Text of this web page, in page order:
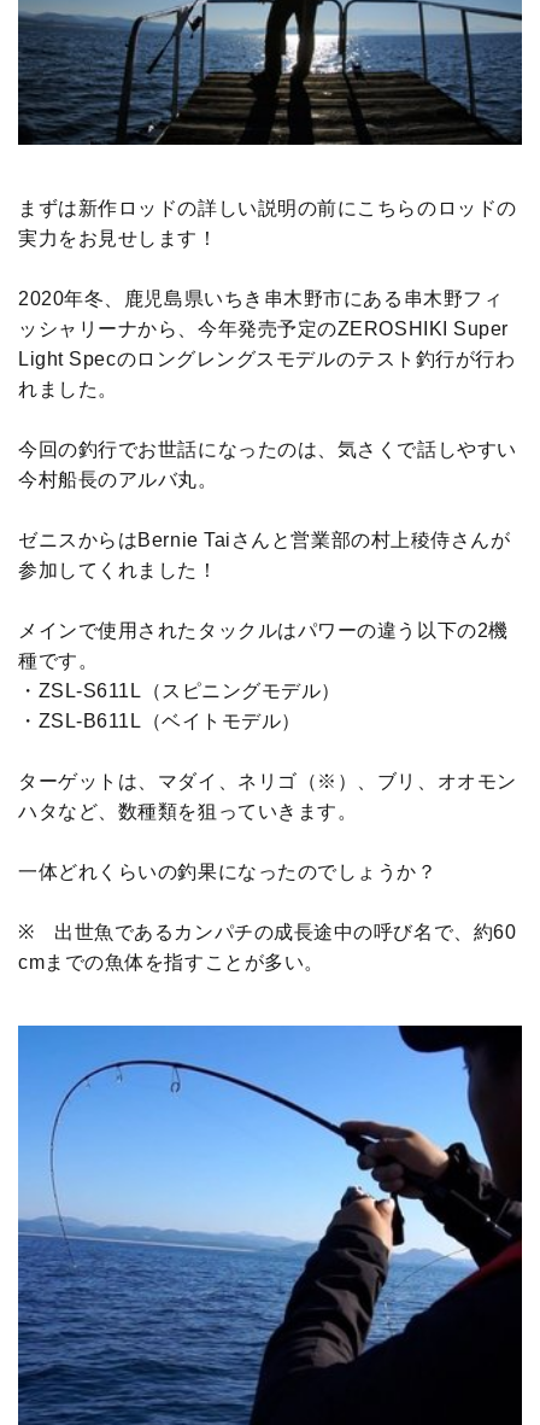
まずは新作ロッドの詳しい説明の前にこちらのロッドの
実力をお見せします！
2020年冬、鹿児島県いちき串木野市にある串木野フィ
ッシャリーナから、今年発売予定のZEROSHIKI Super
Light Specのロングレングスモデルのテスト釣行が行わ
れました。
今回の釣行でお世話になったのは、気さくで話しやすい
今村船長のアルバ丸。
ゼニスからはBernie Taiさんと営業部の村上稜侍さんが
参加してくれました！
メインで使用されたタックルはパワーの違う以下の2機
種です。
・ZSL-S611L（スピニングモデル）
・ZSL-B611L（ベイトモデル）
ターゲットは、マダイ、ネリゴ（※）、ブリ、オオモン
ハタなど、数種類を狙っていきます。
一体どれくらいの釣果になったのでしょうか？
※ 出世魚であるカンパチの成長途中の呼び名で、約60
cmまでの魚体を指すことが多い。